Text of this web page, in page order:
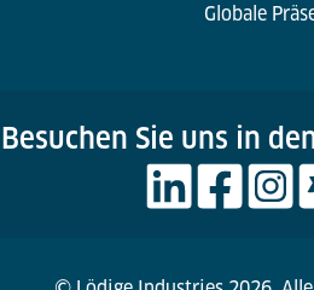
Globale
Besuchen Sie uns in